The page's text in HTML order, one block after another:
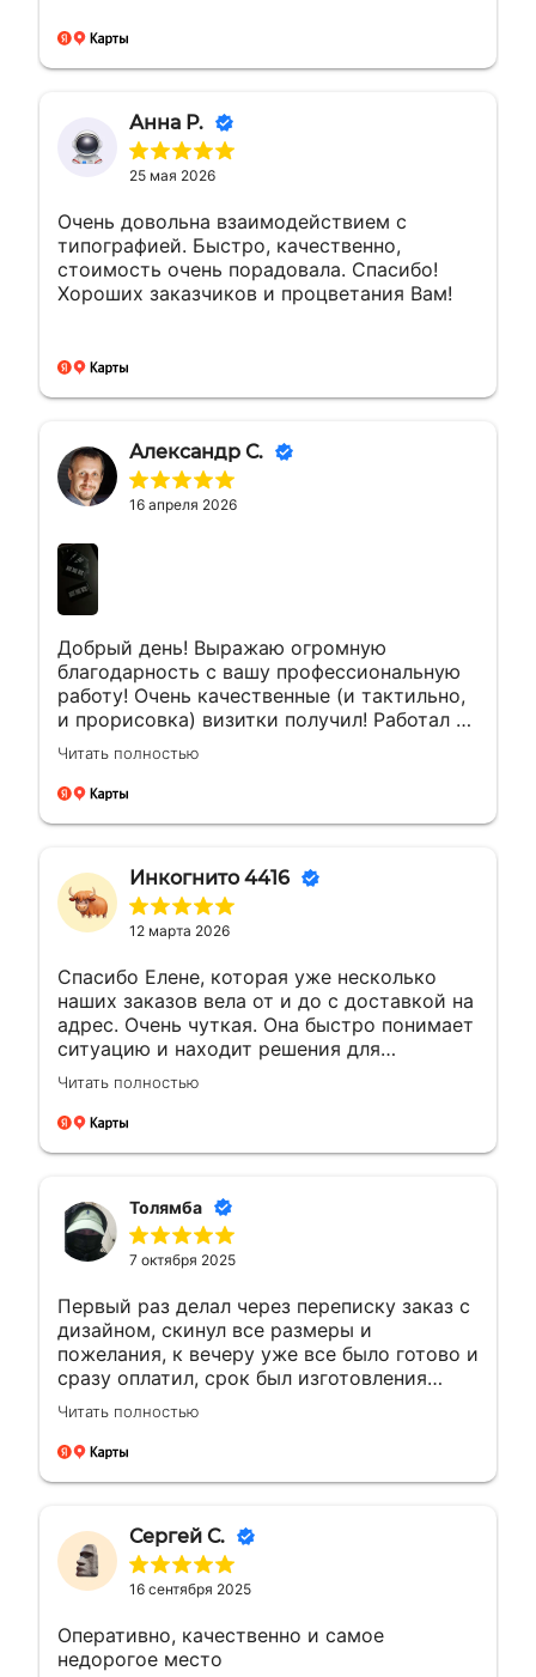
Анна Р.
25 мая 2026
Очень довольна взаимодействием с
типографией. Быстро, качественно,
стоимость очень порадовала. Спасибо!
Хороших заказчиков и процветания Вам!
Александр С.
16 апреля 2026
Добрый день! Выражаю огромную
благодарность с вашу профессиональную
работу! Очень качественные (и тактильно,
и прорисовка) визитки получил! Работал с
менеджером Еленой. Ей отдельная
благодарность за мгновенные ответы и
полное сопровождение заказа!
Читать полностью
Инкогнито 4416
12 марта 2026
Спасибо Елене, которая уже несколько
наших заказов вела от и до с доставкой на
адрес. Очень чуткая. Она быстро понимает
ситуацию и находит решения для
возникающих вопросов.Это заслуживает
уважения. Будущие компании с такими
сотрудниками всегда на высоте будут
Читать полностью
Толямба
7 октября 2025
Первый раз делал через переписку заказ с
дизайном, скинул все размеры и
пожелания, к вечеру уже все было готово и
сразу оплатил, срок был изготовления
большею...а сделали раньше на день, сразу
доехал и забрал, и отказалось что
самовывоз очень рядом с домом, был
Читать полностью
Сергей С.
16 сентября 2025
Оперативно, качественно и самое
недорогое место